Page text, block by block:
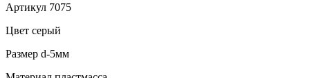
Артикул 7075
Цвет серый
Размер d-5мм